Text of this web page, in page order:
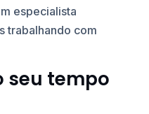
especialista
trabalhando com
seu tempo